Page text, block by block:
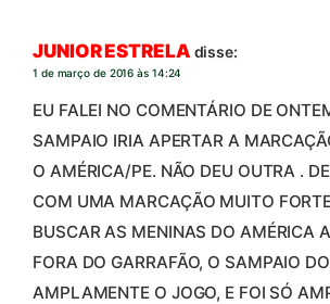
JUNIOR ESTRELA disse:
1 de março de 2016 às 14:24
EU FALEI NO COMENTÁRIO DE
SAMPAIO IRIA APERTAR A
O AMÉRICA/PE. NÃO DEU OUTRA .
COM UMA MARCAÇÃO MUITO
BUSCAR AS MENINAS DO AMÉRICA
FORA DO GARRAFÃO, O SAMPAIO
AMPLAMENTE O JOGO, E FOI SÓ